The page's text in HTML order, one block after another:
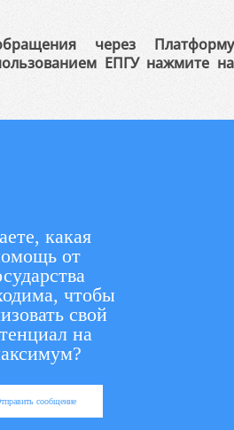
через Платформу
ЕПГУ нажмите на
какая
от
чтобы
свой
на
сообщение